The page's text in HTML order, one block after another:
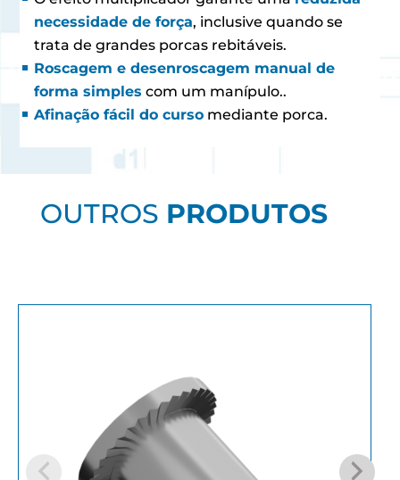
necessidade de força, inclusive quando se
trata de grandes porcas rebitáveis.
Roscagem e desenroscagem manual de
forma simples com um manípulo..
Afinação fácil do curso mediante porca.
OUTROS PRODUTOS